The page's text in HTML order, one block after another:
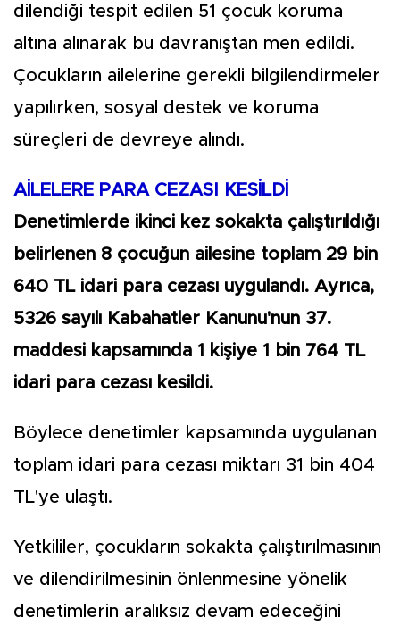
dilendiği tespit edilen 51 çocuk koruma
altına alınarak bu davranıştan men edildi.
Çocukların ailelerine gerekli bilgilendirmeler
yapılırken, sosyal destek ve koruma
süreçleri de devreye alındı.
AİLELERE PARA CEZASI KESİLDİ
Denetimlerde ikinci kez sokakta çalıştırıldığı
belirlenen 8 çocuğun ailesine toplam 29 bin
640 TL idari para cezası uygulandı. Ayrıca,
5326 sayılı Kabahatler Kanunu'nun 37.
maddesi kapsamında 1 kişiye 1 bin 764 TL
idari para cezası kesildi.
Böylece denetimler kapsamında uygulanan
toplam idari para cezası miktarı 31 bin 404
TL'ye ulaştı.
Yetkililer, çocukların sokakta çalıştırılmasının
ve dilendirilmesinin önlenmesine yönelik
denetimlerin aralıksız devam edeceğini